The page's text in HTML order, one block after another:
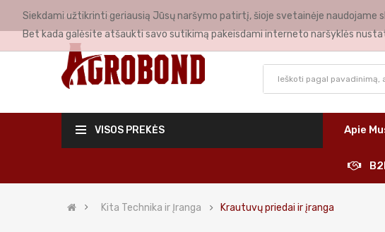
MANO PASKYRA
VISOS PREKĖS Apie
Kita Technika ir Įranga Krautuvų priedai ir įranga
Siekdami užtikrinti geriausią Jūsų naršymo patirtį, šioje svetainėje naudojame
Bet kada galėsite atšaukti savo sutikimą pakeisdami interneto naršyklės